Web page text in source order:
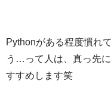
Pythonがある程度慣れ
う…って人は、真っ先
すすめします笑